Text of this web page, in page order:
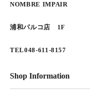
NOMBRE IMPAIR
浦和パルコ店 1F
TEL048-611-8157
Shop Information